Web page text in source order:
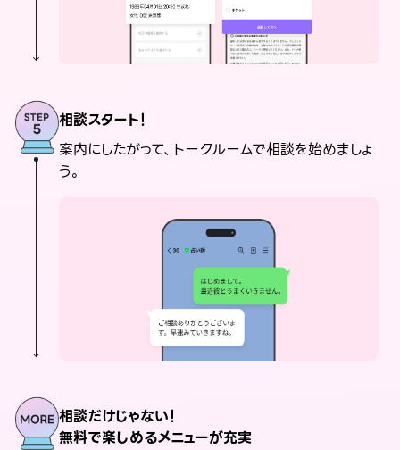
相談スタート！
案内にしたがって、トークルームで相談を始めましょ
う。
相談だけじゃない！
無料で楽しめるメニューが充実